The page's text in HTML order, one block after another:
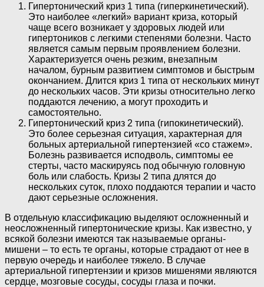
Гипертонический криз 1 типа (гиперкинетический).
Это наиболее «легкий» вариант криза, который
чаще всего возникает у здоровых людей или
гипертоников с легкими степенями болезни. Часто
является самым первым проявлением болезни.
Характеризуется очень резким, внезапным
началом, бурным развитием симптомов и быстрым
окончанием. Длится криз 1 типа от нескольких минут
до нескольких часов. Эти кризы относительно легко
поддаются лечению, а могут проходить и
самостоятельно.
Гипертонический криз 2 типа (гипокинетический).
Это более серьезная ситуация, характерная для
больных артериальной гипертензией «со стажем».
Болезнь развивается исподволь, симптомы ее
стерты, часто маскируясь под обычную головную
боль или слабость. Кризы 2 типа длятся до
нескольких суток, плохо поддаются терапии и часто
дают серьезные осложнения.
В отдельную классификацию выделяют осложненный и
неосложненный гипертонические кризы. Как известно, у
всякой болезни имеются так называемые органы-
мишени – то есть те органы, которые страдают от нее в
первую очередь и наиболее тяжело. В случае
артериальной гипертензии и кризов мишенями являются
сердце, мозговые сосуды, сосуды глаза и почки.